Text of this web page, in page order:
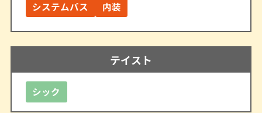
システムバス 内装
テイスト
シック